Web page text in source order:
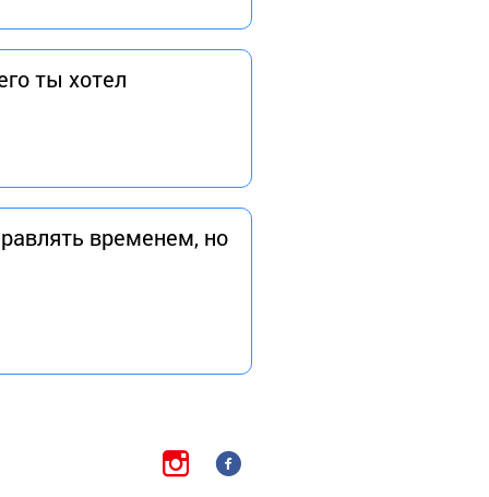
ты хотел
временем, но